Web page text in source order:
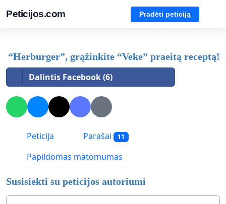
Peticijos.com Pradėti peticiją
“Herburger”, grąžinkite “Veke” praeitą receptą!
Dalintis Facebook (6)
Peticija Parašai 11
Papildomas matomumas
Susisiekti su peticijos autoriumi